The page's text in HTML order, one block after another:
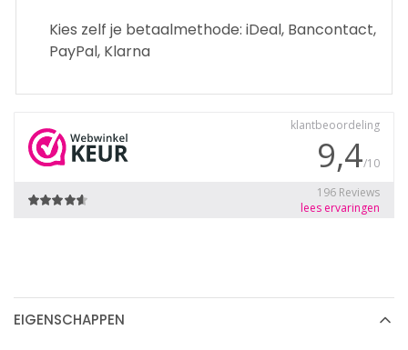
Kies zelf je betaalmethode: iDeal, Bancontact,
PayPal, Klarna
EIGENSCHAPPEN